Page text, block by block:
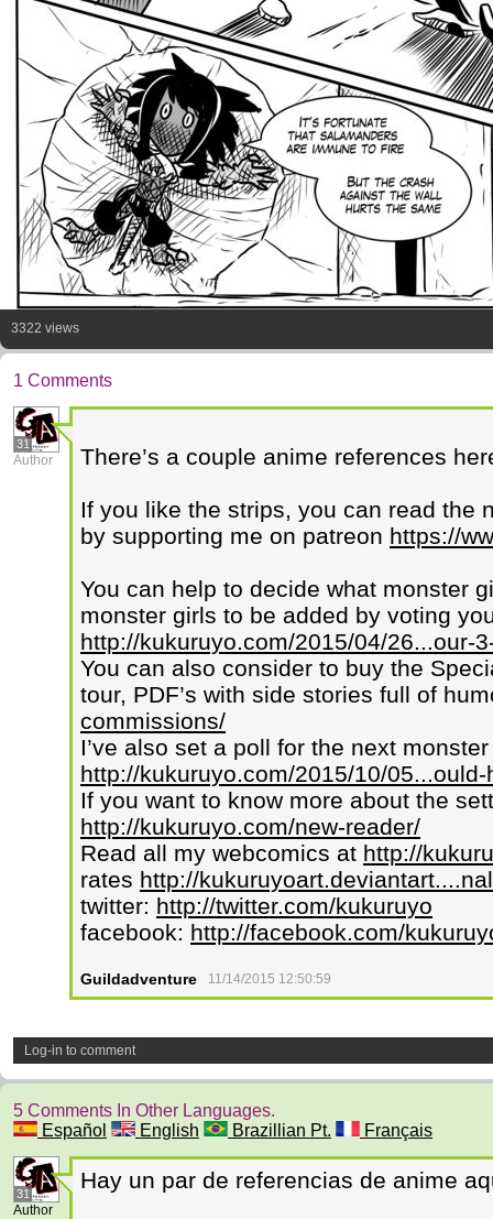
3322 views
1 Comments
31
Author There’s a couple anime references
If you like the strips, you can read the
by supporting me on patreon https://
You can help to decide what monster
monster girls to be added by voting
http://kukuruyo.com/2015/04/26...our-
You can also consider to buy the
tour, PDF’s with side stories full of
commissions/
I’ve also set a poll for the next
http://kukuruyo.com/2015/10/
If you want to know more about the
http://kukuruyo.com/new-reader/
Read all my webcomics at http://
rates http://
twitter: http://twitter.com/kukuruyo
facebook: http://facebook.com/
Guildadventure 11/14/2015 12:50:59
Log-in to comment
5 Comments In Other Languages.
Español
English Brazillian Pt. Français
31
Author
Hay un par de referencias de anime